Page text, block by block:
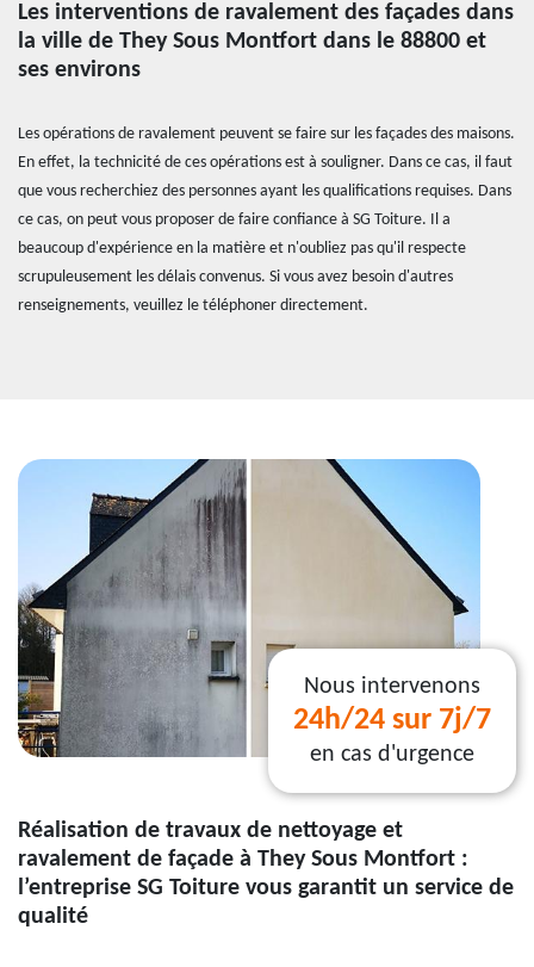
Les interventions de ravalement des façades dans
la ville de They Sous Montfort dans le 88800 et
ses environs
Les opérations de ravalement peuvent se faire sur les façades des maisons.
En effet, la technicité de ces opérations est à souligner. Dans ce cas, il faut
que vous recherchiez des personnes ayant les qualifications requises. Dans
ce cas, on peut vous proposer de faire confiance à SG Toiture. Il a
beaucoup d'expérience en la matière et n'oubliez pas qu'il respecte
scrupuleusement les délais convenus. Si vous avez besoin d'autres
renseignements, veuillez le téléphoner directement.
Nous intervenons
24h/24 sur 7j/7
en cas d'urgence
Réalisation de travaux de nettoyage et
ravalement de façade à They Sous Montfort :
l’entreprise SG Toiture vous garantit un service de
qualité